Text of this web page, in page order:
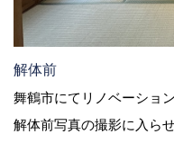
解体前
舞鶴市にてリノベーショ
解体前写真の撮影に入ら